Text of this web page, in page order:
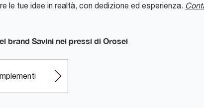
le tue idee in realtà, con dedizione ed esperienza.
brand Savini nei pressi di Orosei